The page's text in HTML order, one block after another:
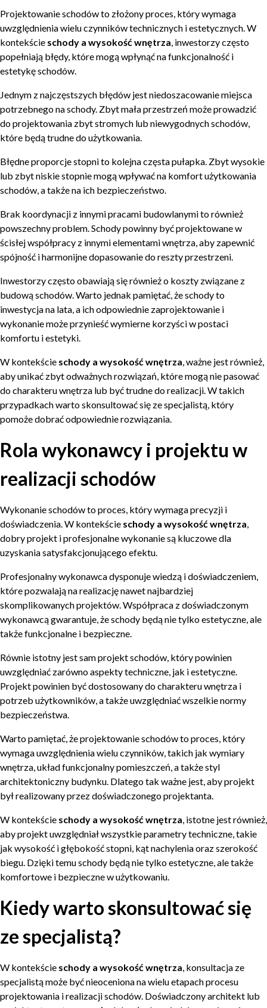
Projektowanie schodów to złożony proces, który wymaga
uwzględnienia wielu czynników technicznych i estetycznych. W
kontekście schody a wysokość wnętrza, inwestorzy często
popełniają błędy, które mogą wpłynąć na funkcjonalność i
estetykę schodów.
Jednym z najczęstszych błędów jest niedoszacowanie miejsca
potrzebnego na schody. Zbyt mała przestrzeń może prowadzić
do projektowania zbyt stromych lub niewygodnych schodów,
które będą trudne do użytkowania.
Błędne proporcje stopni to kolejna częsta pułapka. Zbyt wysokie
lub zbyt niskie stopnie mogą wpływać na komfort użytkowania
schodów, a także na ich bezpieczeństwo.
Brak koordynacji z innymi pracami budowlanymi to również
powszechny problem. Schody powinny być projektowane w
ścisłej współpracy z innymi elementami wnętrza, aby zapewnić
spójność i harmonijne dopasowanie do reszty przestrzeni.
Inwestorzy często obawiają się również o koszty związane z
budową schodów. Warto jednak pamiętać, że schody to
inwestycja na lata, a ich odpowiednie zaprojektowanie i
wykonanie może przynieść wymierne korzyści w postaci
komfortu i estetyki.
W kontekście schody a wysokość wnętrza, ważne jest również,
aby unikać zbyt odważnych rozwiązań, które mogą nie pasować
do charakteru wnętrza lub być trudne do realizacji. W takich
przypadkach warto skonsultować się ze specjalistą, który
pomoże dobrać odpowiednie rozwiązania.
Rola wykonawcy i projektu w
realizacji schodów
Wykonanie schodów to proces, który wymaga precyzji i
doświadczenia. W kontekście schody a wysokość wnętrza,
dobry projekt i profesjonalne wykonanie są kluczowe dla
uzyskania satysfakcjonującego efektu.
Profesjonalny wykonawca dysponuje wiedzą i doświadczeniem,
które pozwalają na realizację nawet najbardziej
skomplikowanych projektów. Współpraca z doświadczonym
wykonawcą gwarantuje, że schody będą nie tylko estetyczne, ale
także funkcjonalne i bezpieczne.
Równie istotny jest sam projekt schodów, który powinien
uwzględniać zarówno aspekty techniczne, jak i estetyczne.
Projekt powinien być dostosowany do charakteru wnętrza i
potrzeb użytkowników, a także uwzględniać wszelkie normy
bezpieczeństwa.
Warto pamiętać, że projektowanie schodów to proces, który
wymaga uwzględnienia wielu czynników, takich jak wymiary
wnętrza, układ funkcjonalny pomieszczeń, a także styl
architektoniczny budynku. Dlatego tak ważne jest, aby projekt
był realizowany przez doświadczonego projektanta.
W kontekście schody a wysokość wnętrza, istotne jest również,
aby projekt uwzględniał wszystkie parametry techniczne, takie
jak wysokość i głębokość stopni, kąt nachylenia oraz szerokość
biegu. Dzięki temu schody będą nie tylko estetyczne, ale także
komfortowe i bezpieczne w użytkowaniu.
Kiedy warto skonsultować się
ze specjalistą?
W kontekście schody a wysokość wnętrza, konsultacja ze
specjalistą może być nieoceniona na wielu etapach procesu
projektowania i realizacji schodów. Doświadczony architekt lub